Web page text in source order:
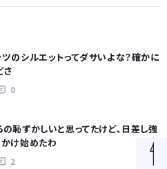
のシルエットってダサいよな？確かに
さ
0
恥ずかしいと思ってたけど、日差し強
け始めたわ
2